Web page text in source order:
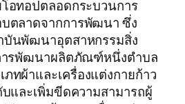
โอทอปตลอดกระบวนการ
ตลาดจากการพัฒนา ซึ่ง
บันพัฒนาอุตสาหกรรมสิ่ง
ารพัฒนาผลิตภัณฑ์หนึ่งตำบล
ทผ้าและเครื่องแต่งกายก้าว
บและเพิ่มขีดความสามารถผู้